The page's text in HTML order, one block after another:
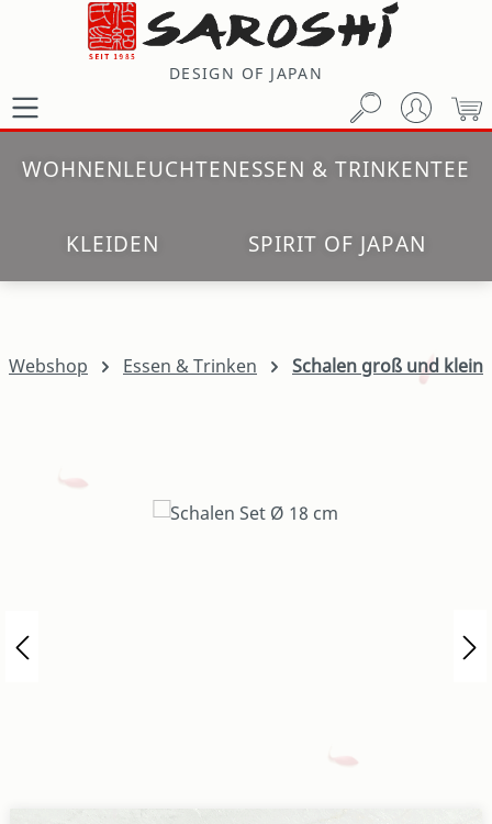
Zum Hauptinhalt springen
DESIGN OF JAPAN
WOHNENLEUCHTENESSEN & TRINKENTEE
KLEIDEN SPIRIT OF JAPAN
Webshop Essen & Trinken Schalen groß und klein
Bildergalerie überspringen